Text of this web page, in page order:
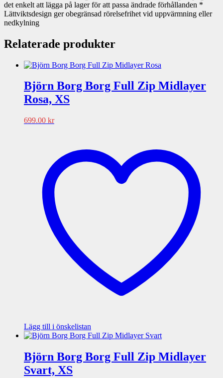
det enkelt att lägga på lager för att passa ändrade förhållanden *
Lättviktsdesign ger obegränsad rörelsefrihet vid uppvärmning eller
nedkylning
Relaterade produkter
Björn Borg Borg Full Zip Midlayer
Rosa, XS
699.00 kr
Lägg till i önskelistan
Björn Borg Borg Full Zip Midlayer
Svart, XS